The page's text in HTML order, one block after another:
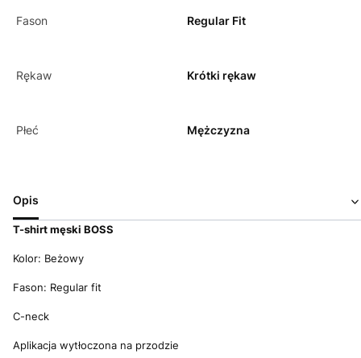
Fason Regular Fit
Rękaw Krótki rękaw
Płeć Mężczyzna
Opis
T-shirt męski BOSS
Kolor: Beżowy
Fason: Regular fit
C-neck
Aplikacja wytłoczona na przodzie